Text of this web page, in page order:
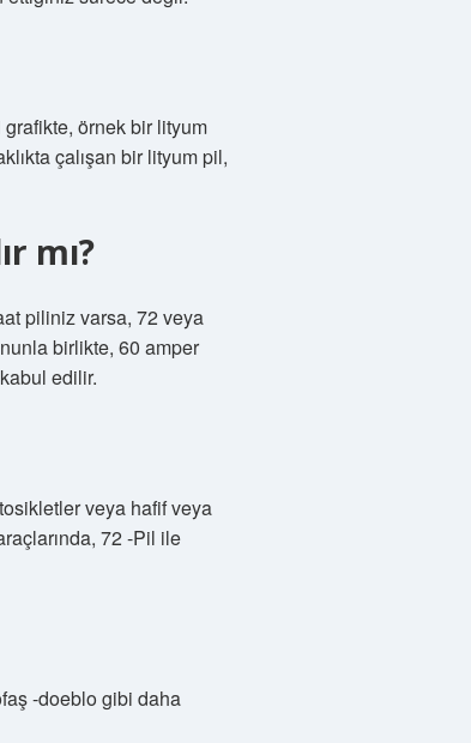
grafikte, örnek bir lityum
çalışan bir lityum pil,
mı?
piliniz varsa, 72 veya
birlikte, 60 amper
edilir.
veya hafif veya
72 -Pil ile
-doeblo gibi daha